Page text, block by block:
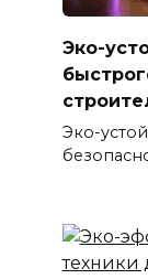
Эко-
Эко-